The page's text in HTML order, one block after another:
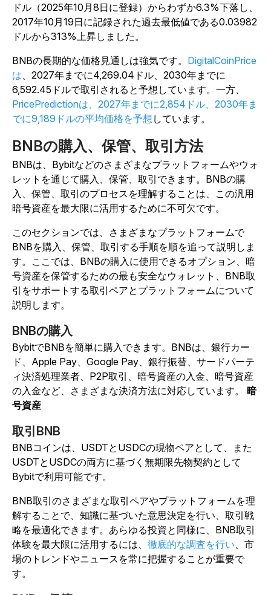
ドル（2025年10月8日に登録）からわずか6.3%下落し、
2017年10月19日に記録された過去最低値である0.03982
ドルから313%上昇しました。
BNBの長期的な価格見通しは強気です。 DigitalCoinPrice
は、2027年までに4,269.04ドル、2030年までに
6,592.45ドルで取引されると予想しています。一方、
PricePredictionは、2027年までに2,854ドル、2030年ま
でに9,189ドルの平均価格を予想 しています。
BNBの購入、保管、取引方法
BNBは、Bybitなどのさまざまなプラットフォームやウォ
レットを通じて購入、保管、取引できます。BNBの購
入、保管、取引のプロセスを理解することは、この汎用
暗号資産を最大限に活用するために不可欠です。
このセクションでは、さまざまなプラットフォームで
BNBを購入、保管、取引する手順を順を追って説明しま
す。ここでは、BNBの購入に使用できるオプション、暗
号資産を保管するための最も安全なウォレット、BNB取
引をサポートする取引ペアとプラットフォームについて
説明します。
BNBの購入
BybitでBNBを簡単に購入できます。BNBは、銀行カー
ド、Apple Pay、Google Pay、銀行振替、サードパーテ
ィ決済処理業者、P2P取引、暗号資産の入金、暗号資産
の入金など、さまざまな決済方法に対応しています。
暗
号資産
取引BNB
BNBコインは、USDTとUSDCの現物ペアとして、また
USDTとUSDCの両方に基づく無期限先物契約として
Bybitで利用可能です。
BNB取引のさまざまな取引ペアやプラットフォームを理
解することで、知識に基づいた意思決定を行い、取引戦
略を最適化できます。あらゆる投資と同様に、BNB取引
体験を最大限に活用するには、 徹底的な調査を行い、市
場のトレンドやニュースを常に把握することが重要で
す。